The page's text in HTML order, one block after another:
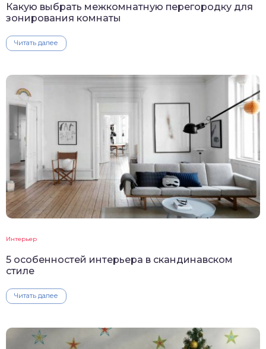
Какую выбрать межкомнатную перегородку для
зонирования комнаты
Читать далее
Интерьер
5 особенностей интерьера в скандинавском
стиле
Читать далее